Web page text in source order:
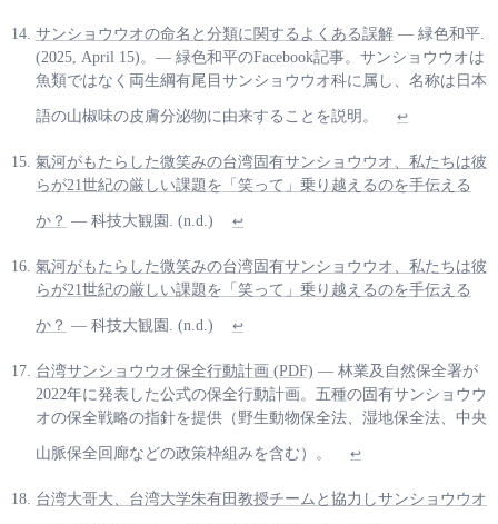
サンショウウオの命名と分類に関するよくある誤解 — 緑色和平.
(2025, April 15)。— 緑色和平のFacebook記事。サンショウウオは
魚類ではなく両生綱有尾目サンショウウオ科に属し、名称は日本
語の山椒味の皮膚分泌物に由来することを説明。 ↩
氣河がもたらした微笑みの台湾固有サンショウウオ、私たちは彼
らが21世紀の厳しい課題を「笑って」乗り越えるのを手伝える
か？ — 科技大観園. (n.d.) ↩
氣河がもたらした微笑みの台湾固有サンショウウオ、私たちは彼
らが21世紀の厳しい課題を「笑って」乗り越えるのを手伝える
か？ — 科技大観園. (n.d.) ↩
台湾サンショウウオ保全行動計画 (PDF) — 林業及自然保全署が
2022年に発表した公式の保全行動計画。五種の固有サンショウウ
オの保全戦略の指針を提供（野生動物保全法、湿地保全法、中央
山脈保全回廊などの政策枠組みを含む）。 ↩
台湾大哥大、台湾大学朱有田教授チームと協力しサンショウウオ